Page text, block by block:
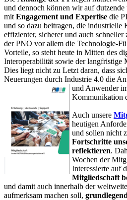
und dennoch können wir auf
mit Engagement und Expertise die
und so dazu beitragen, die
effizienter, sicherer und auch
der PNO vor allem die Technologie-
Vorteile, so steht heute in Mitten des
Interoperabilität sowie der langfristige
Dies liegt nicht zu Letzt daran, dass
Neuerungen durch Industrie 4.0 die
und Anwender
Kommunikation
Auch unsere
heutigen
und sollen nicht
Fortschritte
reflektieren.
Wochen der
Interessierte auf
Mitgliedschaft
und damit auch innerhalb der
aufmerksam machen soll,